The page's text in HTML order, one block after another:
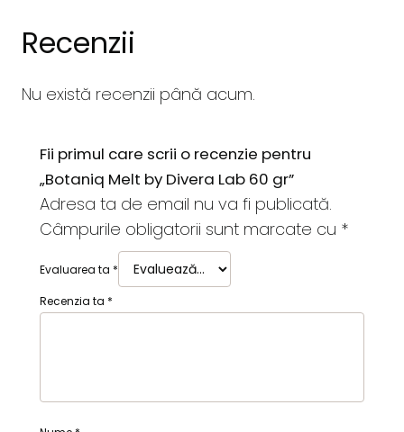
Recenzii
Nu există recenzii până acum.
Fii primul care scrii o recenzie pentru
„Botaniq Melt by Divera Lab 60 gr”
Adresa ta de email nu va fi publicată.
Câmpurile obligatorii sunt marcate cu *
Evaluarea ta *
Recenzia ta *